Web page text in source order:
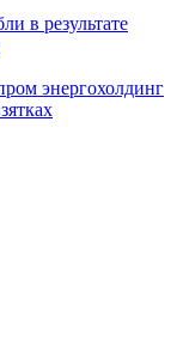
в результате
энергохолдинг